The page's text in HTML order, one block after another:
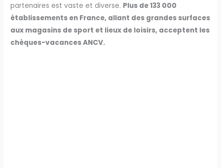
partenaires est vaste et diverse. Plus de 133 000
établissements en France, allant des grandes surfaces
aux magasins de sport et lieux de loisirs, acceptent les
chèques-vacances ANCV.